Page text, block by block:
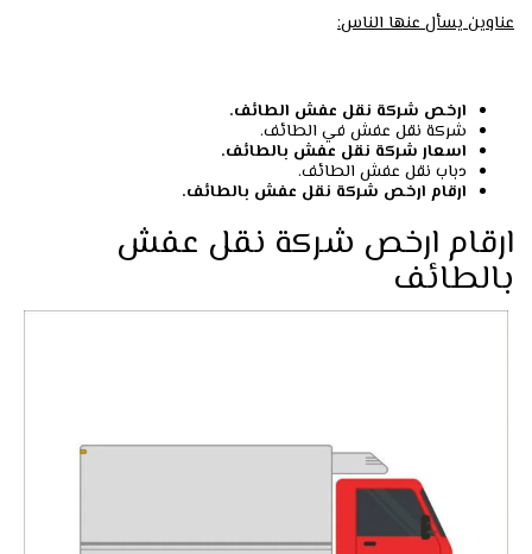
عناوين يسأل عنها الناس:
ارخص شركة نقل عفش الطائف.
شركة نقل عفش في الطائف.
اسعار شركة نقل عفش بالطائف.
دباب نقل عفش الطائف.
ارقام ارخص شركة نقل عفش بالطائف.
ارقام ارخص شركة نقل عفش
بالطائف